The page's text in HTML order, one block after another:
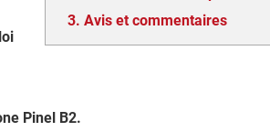
3. Avis et commentaires
loi
Pinel B2.